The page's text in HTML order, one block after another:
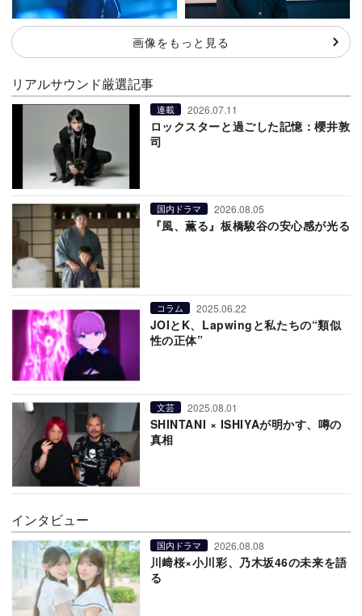
画像をもっと見る
リアルサウンド厳選記事
連載 2026.07.11
ロックスターと過ごした記憶：櫻井敦
司
国内ドラマ 2026.08.05
『風、薫る』板橋駿谷の安心感が光る
コラム 2025.06.22
JOIとK、Lapwingと私たちの“類似
性の正体”
文芸 2025.08.01
SHINTANI × ISHIYAが明かす、噂の
真相
インタビュー
国内ドラマ 2026.08.08
川﨑桜×小川彩、乃木坂46の未来を語
る